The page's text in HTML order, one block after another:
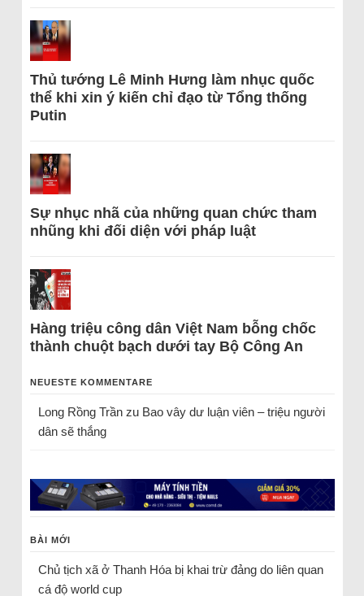
Thủ tướng Lê Minh Hưng làm nhục quốc
thể khi xin ý kiến chỉ đạo từ Tổng thống
Putin
Sự nhục nhã của những quan chức tham
nhũng khi đối diện với pháp luật
Hàng triệu công dân Việt Nam bỗng chốc
thành chuột bạch dưới tay Bộ Công An
NEUESTE KOMMENTARE
Long Rồng Trầnzu Bao vây dư luận viên – triệu người
dân sẽ thắng
BÀI MỚI
Chủ tịch xã ở Thanh Hóa bị khai trừ đảng do liên quan
cá độ world cup